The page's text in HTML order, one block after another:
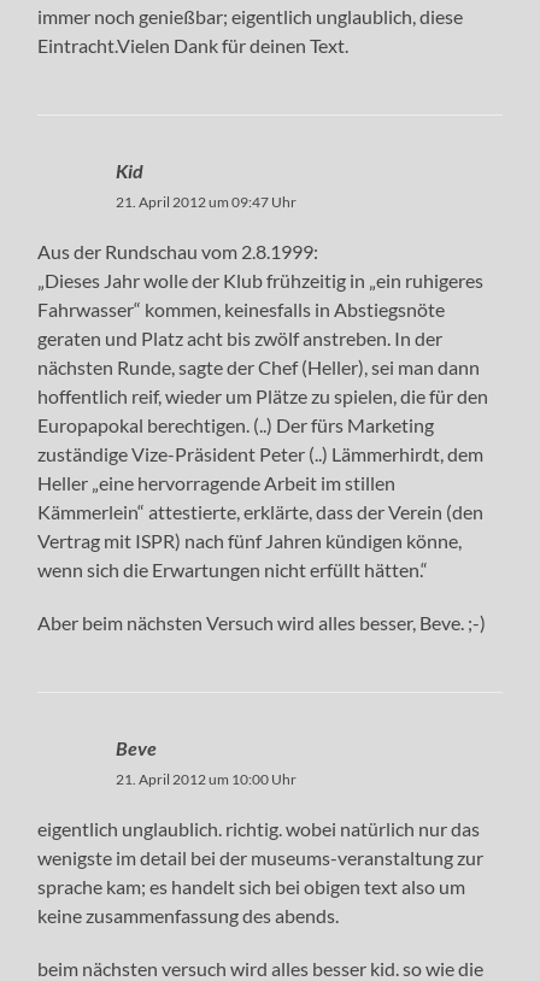
immer noch genießbar; eigentlich unglaublich, diese
Eintracht.Vielen Dank für deinen Text.
Kid
21. April 2012 um 09:47 Uhr
Aus der Rundschau vom 2.8.1999:
„Dieses Jahr wolle der Klub frühzeitig in „ein ruhigeres
Fahrwasser“ kommen, keinesfalls in Abstiegsnöte
geraten und Platz acht bis zwölf anstreben. In der
nächsten Runde, sagte der Chef (Heller), sei man dann
hoffentlich reif, wieder um Plätze zu spielen, die für den
Europapokal berechtigen. (..) Der fürs Marketing
zuständige Vize-Präsident Peter (..) Lämmerhirdt, dem
Heller „eine hervorragende Arbeit im stillen
Kämmerlein“ attestierte, erklärte, dass der Verein (den
Vertrag mit ISPR) nach fünf Jahren kündigen könne,
wenn sich die Erwartungen nicht erfüllt hätten.“
Aber beim nächsten Versuch wird alles besser, Beve. ;-)
Beve
21. April 2012 um 10:00 Uhr
eigentlich unglaublich. richtig. wobei natürlich nur das
wenigste im detail bei der museums-veranstaltung zur
sprache kam; es handelt sich bei obigen text also um
keine zusammenfassung des abends.
beim nächsten versuch wird alles besser kid. so wie die